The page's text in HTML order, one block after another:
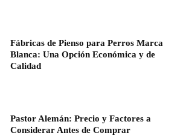
Fábricas de Pienso para Perros Marca
Blanca: Una Opción Económica y de
Calidad
Pastor Alemán: Precio y Factores a
Considerar Antes de Comprar